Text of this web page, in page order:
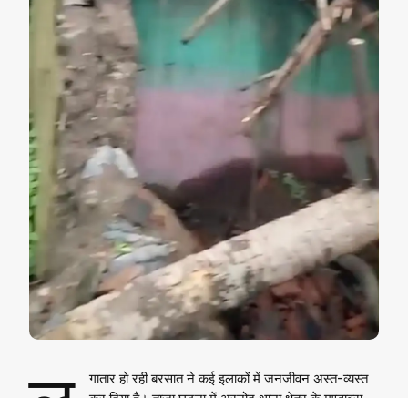
गातार हो रही बरसात ने कई इलाकों में जनजीवन अस्त-व्यस्त